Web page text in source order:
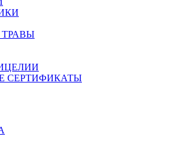
СЕРТИФИКАТЫ